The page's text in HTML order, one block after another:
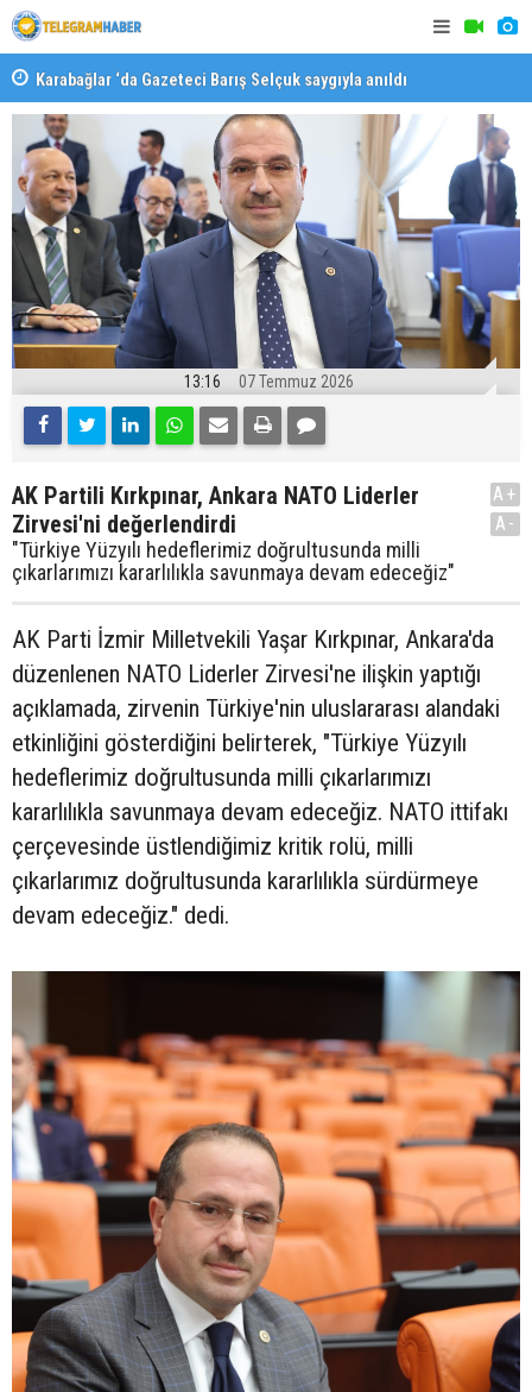
Karabağlar ‘da Gazeteci Barış Selçuk saygıyla anıldı
13:16 07 Temmuz 2026
AK Partili Kırkpınar, Ankara NATO Liderler
Zirvesi'ni değerlendirdi
"Türkiye Yüzyılı hedeflerimiz doğrultusunda milli
çıkarlarımızı kararlılıkla savunmaya devam edeceğiz"
A+
A-
AK Parti İzmir Milletvekili Yaşar Kırkpınar, Ankara'da
düzenlenen NATO Liderler Zirvesi'ne ilişkin yaptığı
açıklamada, zirvenin Türkiye'nin uluslararası alandaki
etkinliğini gösterdiğini belirterek, "Türkiye Yüzyılı
hedeflerimiz doğrultusunda milli çıkarlarımızı
kararlılıkla savunmaya devam edeceğiz. NATO ittifakı
çerçevesinde üstlendiğimiz kritik rolü, milli
çıkarlarımız doğrultusunda kararlılıkla sürdürmeye
devam edeceğiz." dedi.